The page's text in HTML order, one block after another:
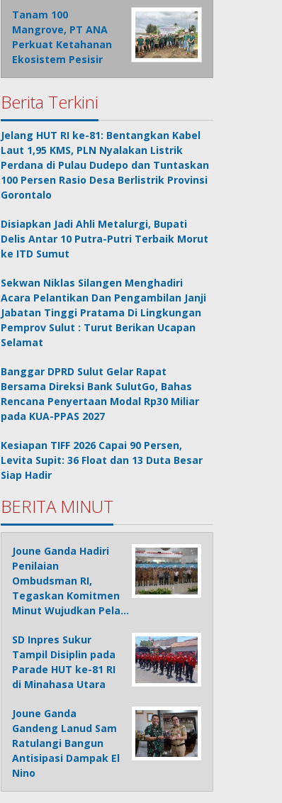
Tanam 100
Mangrove, PT ANA
Perkuat Ketahanan
Ekosistem Pesisir
Berita Terkini
Jelang HUT RI ke-81: Bentangkan Kabel
Laut 1,95 KMS, PLN Nyalakan Listrik
Perdana di Pulau Dudepo dan Tuntaskan
100 Persen Rasio Desa Berlistrik Provinsi
Gorontalo
Disiapkan Jadi Ahli Metalurgi, Bupati
Delis Antar 10 Putra-Putri Terbaik Morut
ke ITD Sumut
Sekwan Niklas Silangen Menghadiri
Acara Pelantikan Dan Pengambilan Janji
Jabatan Tinggi Pratama Di Lingkungan
Pemprov Sulut : Turut Berikan Ucapan
Selamat
Banggar DPRD Sulut Gelar Rapat
Bersama Direksi Bank SulutGo, Bahas
Rencana Penyertaan Modal Rp30 Miliar
pada KUA-PPAS 2027
Kesiapan TIFF 2026 Capai 90 Persen,
Levita Supit: 36 Float dan 13 Duta Besar
Siap Hadir
BERITA MINUT
Joune Ganda Hadiri
Penilaian
Ombudsman RI,
Tegaskan Komitmen
Minut Wujudkan Pela…
SD Inpres Sukur
Tampil Disiplin pada
Parade HUT ke-81 RI
di Minahasa Utara
Joune Ganda
Gandeng Lanud Sam
Ratulangi Bangun
Antisipasi Dampak El
Nino